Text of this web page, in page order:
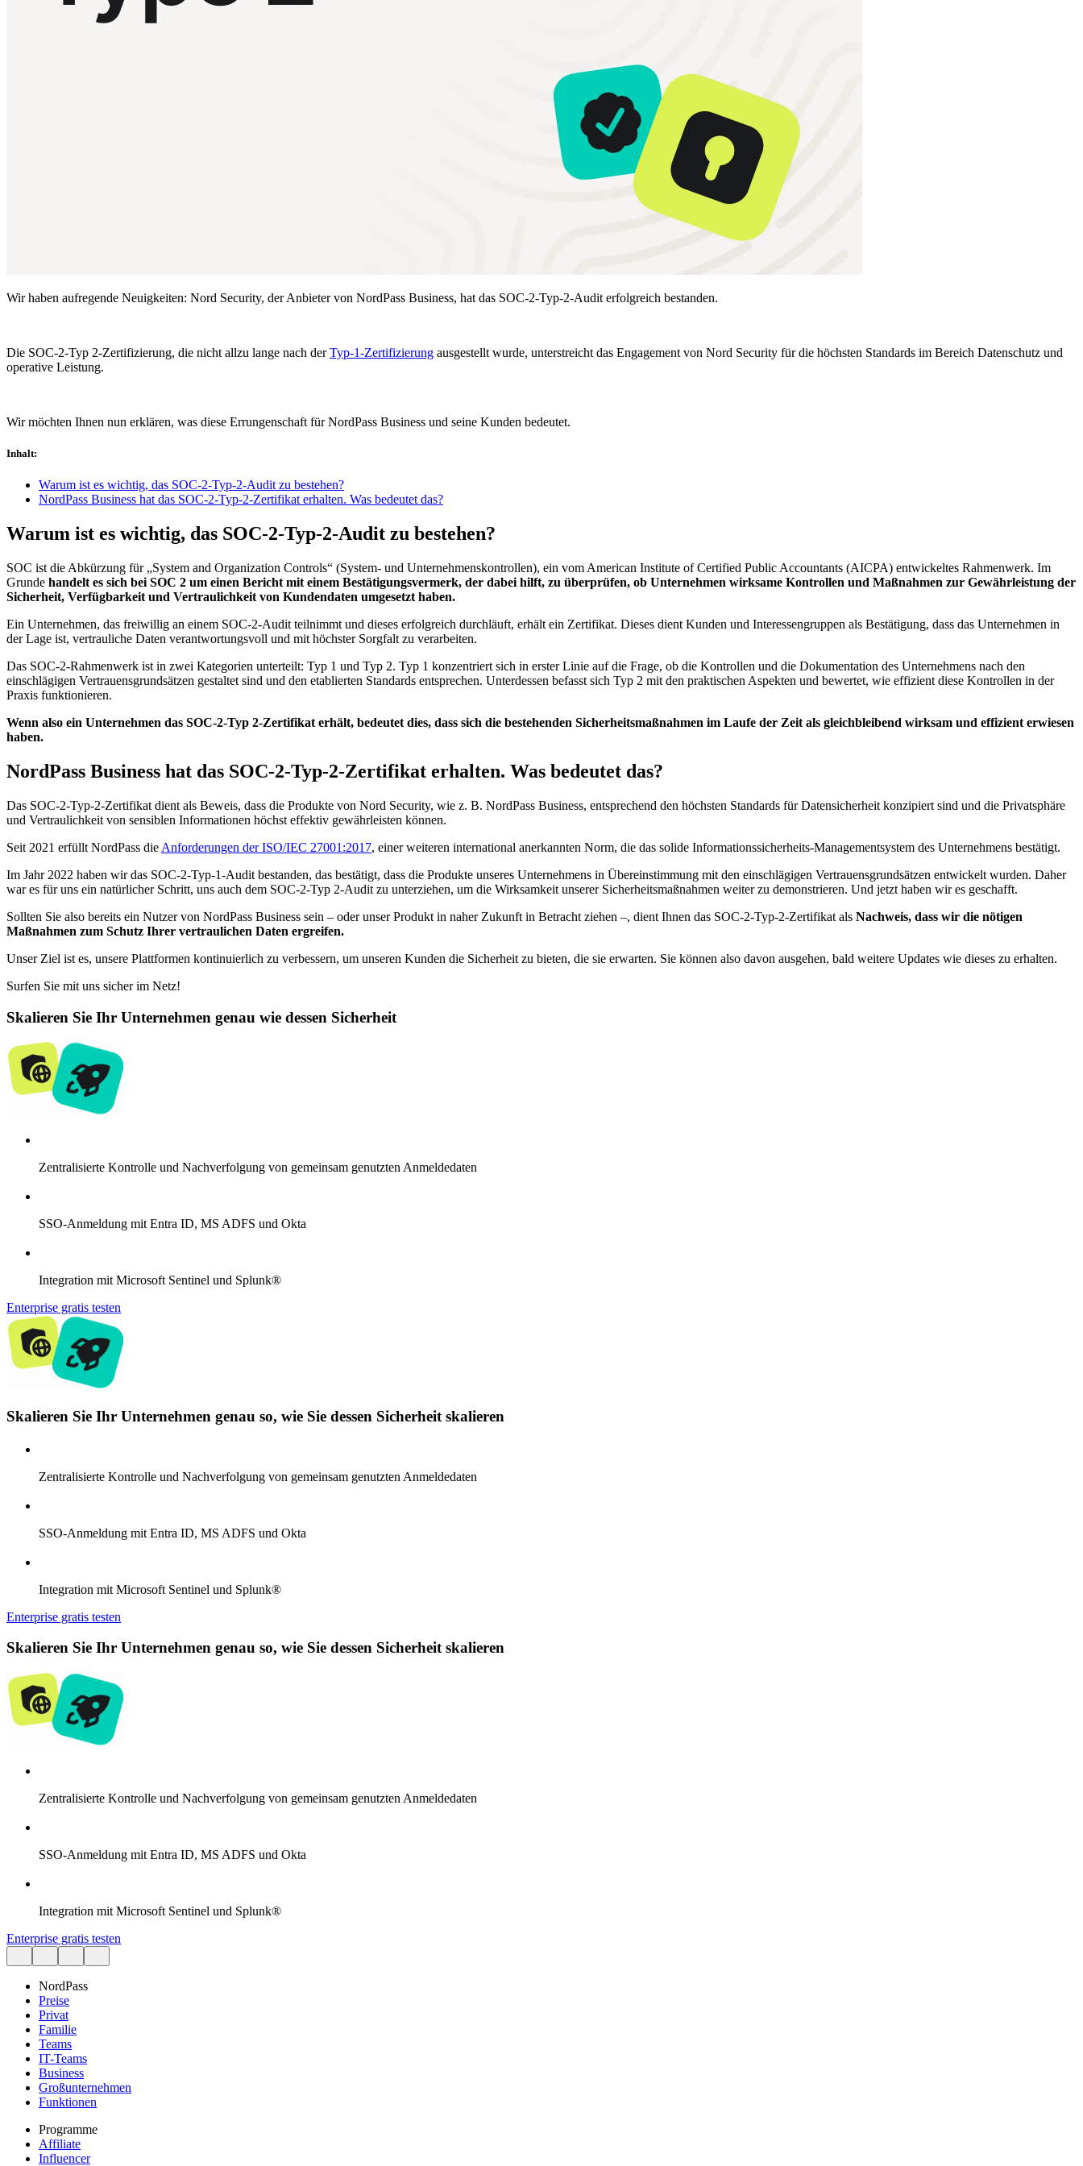
Compliance
Wir haben aufregende Neuigkeiten: Nord Security, der Anbieter von NordPass Business, hat das SOC-2-Typ-2-Audit erfolgreich bestanden.
Die SOC-2-Typ 2-Zertifizierung, die nicht allzu lange nach derTyp-1-Zertifizierung ausgestellt wurde, unterstreicht das Engagement von Nord Security für die höchsten Standards im Bereich Datenschutz und
operative Leistung.
Wir möchten Ihnen nun erklären, was diese Errungenschaft für NordPass Business und seine Kunden bedeutet.
Inhalt:
Warum ist es wichtig, das SOC-2-Typ-2-Audit zu bestehen?
NordPass Business hat das SOC-2-Typ-2-Zertifikat erhalten. Was bedeutet das?
Warum ist es wichtig, das SOC-2-Typ-2-Audit zu bestehen?
SOC ist die Abkürzung für „System and Organization Controls“ (System- und Unternehmenskontrollen), ein vom American Institute of Certified Public Accountants (AICPA) entwickeltes Rahmenwerk. Im
Grunde handelt es sich bei SOC 2 um einen Bericht mit einem Bestätigungsvermerk, der dabei hilft, zu überprüfen, ob Unternehmen wirksame Kontrollen und Maßnahmen zur Gewährleistung der
Sicherheit, Verfügbarkeit und Vertraulichkeit von Kundendaten umgesetzt haben.
Ein Unternehmen, das freiwillig an einem SOC-2-Audit teilnimmt und dieses erfolgreich durchläuft, erhält ein Zertifikat. Dieses dient Kunden und Interessengruppen als Bestätigung, dass das Unternehmen in
der Lage ist, vertrauliche Daten verantwortungsvoll und mit höchster Sorgfalt zu verarbeiten.
Das SOC-2-Rahmenwerk ist in zwei Kategorien unterteilt: Typ 1 und Typ 2. Typ 1 konzentriert sich in erster Linie auf die Frage, ob die Kontrollen und die Dokumentation des Unternehmens nach den
einschlägigen Vertrauensgrundsätzen gestaltet sind und den etablierten Standards entsprechen. Unterdessen befasst sich Typ 2 mit den praktischen Aspekten und bewertet, wie effizient diese Kontrollen in der
Praxis funktionieren.
Wenn also ein Unternehmen das SOC-2-Typ 2-Zertifikat erhält, bedeutet dies, dass sich die bestehenden Sicherheitsmaßnahmen im Laufe der Zeit als gleichbleibend wirksam und effizient erwiesen
haben.
NordPass Business hat das SOC-2-Typ-2-Zertifikat erhalten. Was bedeutet das?
Das SOC-2-Typ-2-Zertifikat dient als Beweis, dass die Produkte von Nord Security, wie z. B. NordPass Business, entsprechend den höchsten Standards für Datensicherheit konzipiert sind und die Privatsphäre
und Vertraulichkeit von sensiblen Informationen höchst effektiv gewährleisten können.
Seit 2021 erfüllt NordPass die Anforderungen der ISO/IEC 27001:2017, einer weiteren international anerkannten Norm, die das solide Informationssicherheits-Managementsystem des Unternehmens bestätigt.
Im Jahr 2022 haben wir das SOC-2-Typ-1-Audit bestanden, das bestätigt, dass die Produkte unseres Unternehmens in Übereinstimmung mit den einschlägigen Vertrauensgrundsätzen entwickelt wurden. Daher
war es für uns ein natürlicher Schritt, uns auch dem SOC-2-Typ 2-Audit zu unterziehen, um die Wirksamkeit unserer Sicherheitsmaßnahmen weiter zu demonstrieren. Und jetzt haben wir es geschafft.
Sollten Sie also bereits ein Nutzer von NordPass Business sein – oder unser Produkt in naher Zukunft in Betracht ziehen –, dient Ihnen das SOC-2-Typ-2-Zertifikat als Nachweis, dass wir die nötigen
Maßnahmen zum Schutz Ihrer vertraulichen Daten ergreifen.
Unser Ziel ist es, unsere Plattformen kontinuierlich zu verbessern, um unseren Kunden die Sicherheit zu bieten, die sie erwarten. Sie können also davon ausgehen, bald weitere Updates wie dieses zu erhalten.
Surfen Sie mit uns sicher im Netz!
Skalieren Sie Ihr Unternehmen genau wie dessen Sicherheit
Zentralisierte Kontrolle und Nachverfolgung von gemeinsam genutzten Anmeldedaten
SSO-Anmeldung mit Entra ID, MS ADFS und Okta
Integration mit Microsoft Sentinel und Splunk®
Enterprise gratis testen
Skalieren Sie Ihr Unternehmen genau so, wie Sie dessen Sicherheit skalieren
Zentralisierte Kontrolle und Nachverfolgung von gemeinsam genutzten Anmeldedaten
SSO-Anmeldung mit Entra ID, MS ADFS und Okta
Integration mit Microsoft Sentinel und Splunk®
Enterprise gratis testen
Skalieren Sie Ihr Unternehmen genau so, wie Sie dessen Sicherheit skalieren
Zentralisierte Kontrolle und Nachverfolgung von gemeinsam genutzten Anmeldedaten
SSO-Anmeldung mit Entra ID, MS ADFS und Okta
Integration mit Microsoft Sentinel und Splunk®
Enterprise gratis testen
NordPass
Preise
Privat
Familie
Teams
IT-Teams
Business
Großunternehmen
Funktionen
Programme
Affiliate
Influencer